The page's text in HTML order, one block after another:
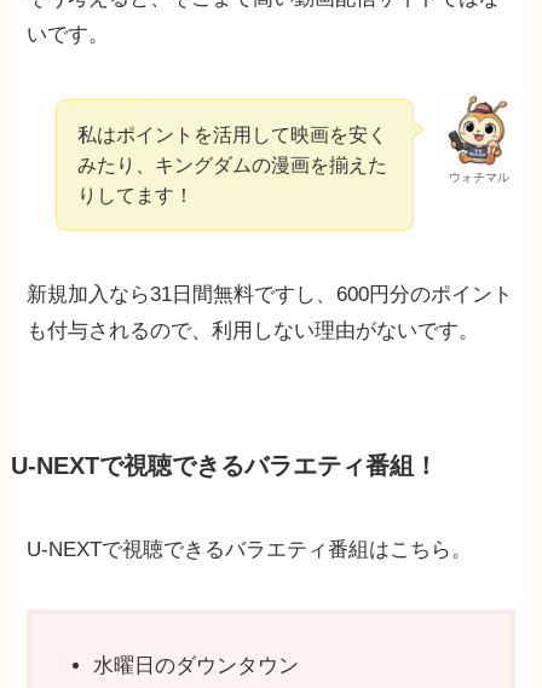
いです。
ウォチマル
私はポイントを活用して映画を安く
みたり、キングダムの漫画を揃えた
りしてます！
新規加入なら31日間無料ですし、600円分のポイント
も付与されるので、利用しない理由がないです。
U-NEXTで視聴できるバラエティ番組！
U-NEXTで視聴できるバラエティ番組はこちら。
水曜日のダウンタウン